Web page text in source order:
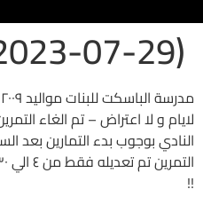
(2023-07-29 19:00:33 )
لايام و لا اعتراض – تم الغاء
النادي بوجوب بدء التمارين بعد
!!